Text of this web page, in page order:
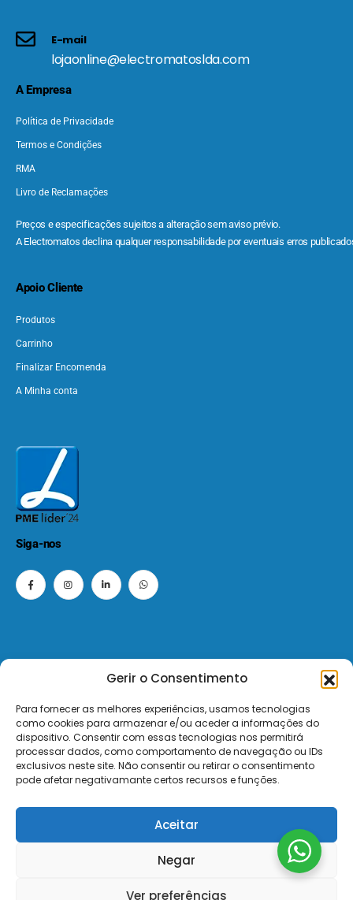
Gerir o Consentimento
Para fornecer as melhores experiências, usamos tecnologias
como cookies para armazenar e/ou aceder a informações do
dispositivo. Consentir com essas tecnologias nos permitirá
processar dados, como comportamento de navegação ou IDs
exclusivos neste site. Não consentir ou retirar o consentimento
pode afetar negativamante certos recursos e funções.
Aceitar
Negar
Ver preferências
E-mail
lojaonline@electromatoslda.com
A Empresa
Política de Privacidade
Termos e Condições
RMA
Livro de Reclamações
Preços e especificações sujeitos a alteração sem aviso prévio.
A Electromatos declina qualquer responsabilidade por eventuais erros
Apoio Cliente
Produtos
Carrinho
Finalizar Encomenda
A Minha conta
Siga-nos
Site by VC.
Pagamentos Seguros MB | MB WAY | Transferência Bancária | Payshop | Visa | Mastercard | Visa